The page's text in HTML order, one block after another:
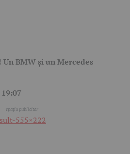
BMW și un Mercedes